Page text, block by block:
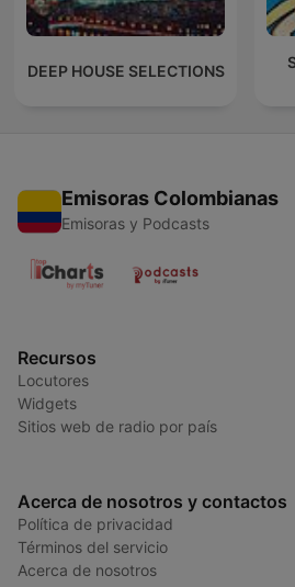
DEEP HOUSE SELECTIONS
Emisoras Colombianas
Emisoras y Podcasts
Recursos
Locutores
Widgets
Sitios web de radio por país
Acerca de nosotros y contactos
Política de privacidad
Términos del servicio
Acerca de nosotros